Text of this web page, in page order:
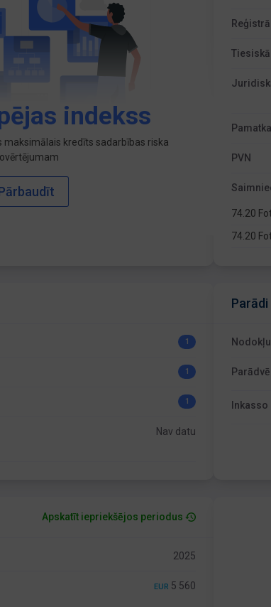
indekss
kredīts sadarbības riska
PVN
74.20
74.20
1
1
1
Nav datu
Parādi
Inkasso
Apskatīt iepriekšējos periodus
2025
EUR 5 560